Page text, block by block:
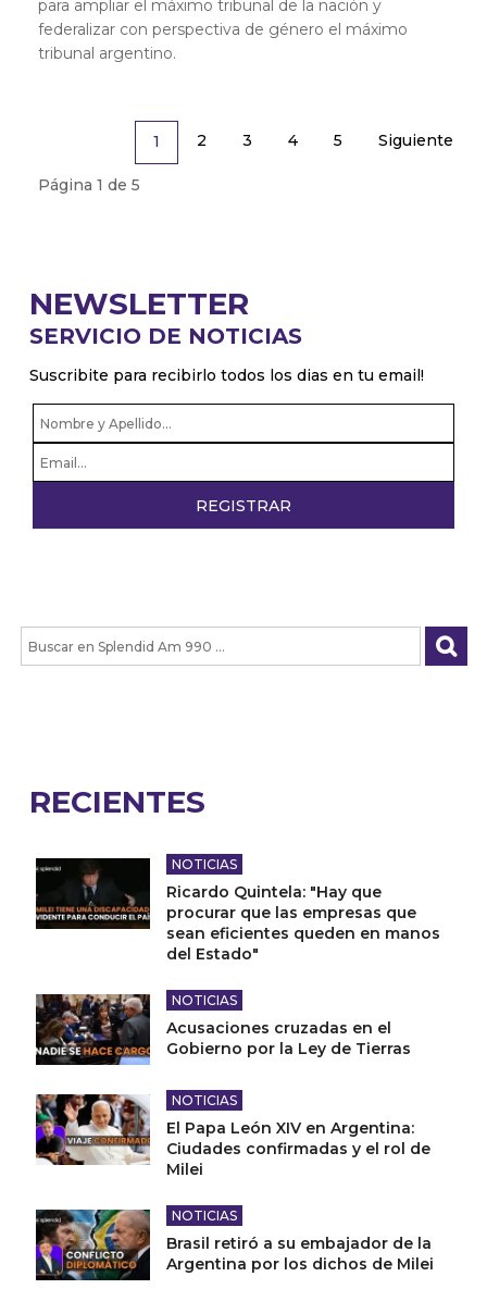
para ampliar el máximo tribunal de la nación y
federalizar con perspectiva de género el máximo
tribunal argentino.
1 2 3 4 5 Siguiente
Página 1 de 5
NEWSLETTER
SERVICIO DE NOTICIAS
Suscribite para recibirlo todos los dias en tu email!
RECIENTES
NOTICIAS
Ricardo Quintela: "Hay que
procurar que las empresas que
sean eficientes queden en manos
del Estado"
NOTICIAS
Acusaciones cruzadas en el
Gobierno por la Ley de Tierras
NOTICIAS
El Papa León XIV en Argentina:
Ciudades confirmadas y el rol de
Milei
NOTICIAS
Brasil retiró a su embajador de la
Argentina por los dichos de Milei